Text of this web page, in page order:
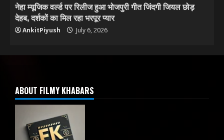
नेहा म्यूजिक वर्ल्ड पर रिलीज हुआ भोजपुरी गीत जिंदगी जियल छोड़
देहब, दर्शकों का मिल रहा भरपूर प्यार
AnkitPiyush July 6, 2026
ABOUT FILMY KHABARS